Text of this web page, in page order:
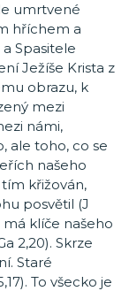
umrtvené
hříchem a
Spasitele
Ježíše Krista z
obrazu, k
mezi
námi,
ale toho, co se
našeho
křižován,
posvětil (J
má klíče našeho
2,20). Skrze
Staré
To všecko je